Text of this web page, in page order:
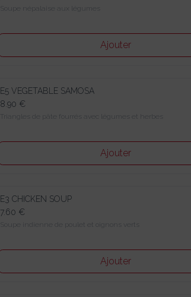
Soupe népalaise aux légumes
Ajouter
E5 VEGETABLE SAMOSA
8.90 €
Triangles de pâte fourrés avec légumes et herbes
Ajouter
E3 CHICKEN SOUP
7.60 €
Soupe indienne de poulet et oignons verts
Ajouter